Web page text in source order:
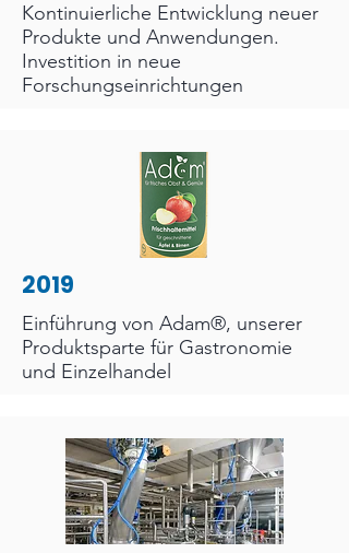
Kontinuierliche Entwicklung neuer
Produkte und Anwendungen.
Investition in neue
Forschungseinrichtungen
2019
Einführung von Adam®, unserer
Produktsparte für Gastronomie
und Einzelhandel